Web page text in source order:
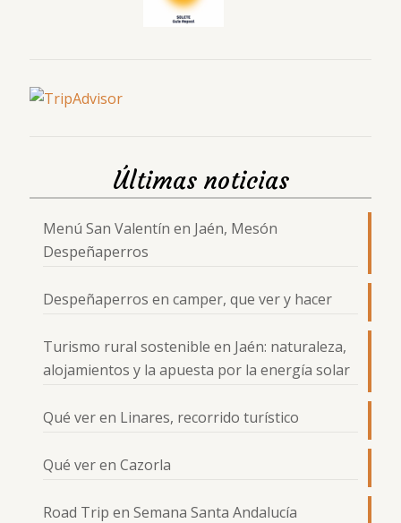
Últimas noticias
Menú San Valentín en Jaén, Mesón
Despeñaperros
Despeñaperros en camper, que ver y hacer
Turismo rural sostenible en Jaén: naturaleza,
alojamientos y la apuesta por la energía solar
Qué ver en Linares, recorrido turístico
Qué ver en Cazorla
Road Trip en Semana Santa Andalucía